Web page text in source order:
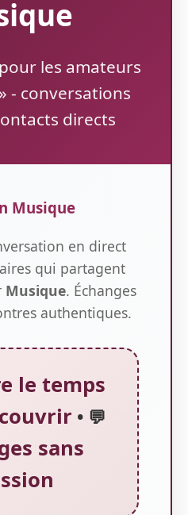
les amateurs
- conversations
directs
Musique
en direct
qui partagent
Musique. Échanges
authentiques.
le temps
• 💬
sans